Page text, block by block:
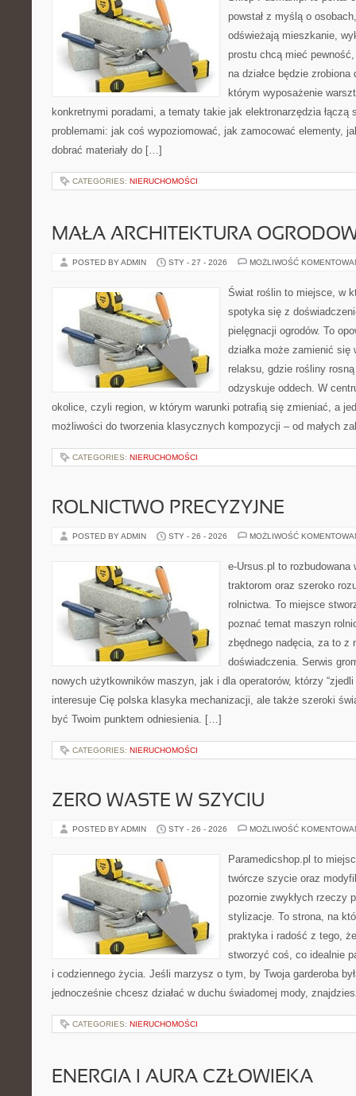
powstał z myślą o
odświeżają mieszkanie,
prostu chcą mieć
na działce będzie zrobiona
którym wyposażenie
konkretnymi poradami, a tematy takie jak elektronarzędzia łączą
problemami: jak coś wypoziomować, jak zamocować elementy,
dobrać materiały do […]
CATEGORIES: NIERUCHOMOŚCI
MAŁA ARCHITEKTURA
POSTED BY ADMIN STY - 27 - 2026 MOŻLIWOŚĆ
Świat roślin to miejsce, w
spotyka się z
pielęgnacji ogrodów. To
działka może zamienić się
relaksu, gdzie rośliny
odzyskuje oddech. W
okolice, czyli region, w którym warunki potrafią się zmieniać, a
możliwości do tworzenia klasycznych kompozycji – od małych
CATEGORIES: NIERUCHOMOŚCI
ROLNICTWO PRECYZYJNE
POSTED BY ADMIN STY - 26 - 2026 MOŻLIWOŚĆ
e-Ursus.pl to rozbudowana
traktorom oraz szeroko
rolnictwa. To miejsce
poznać temat maszyn
zbędnego nadęcia, za to z
doświadczenia. Serwis
nowych użytkowników maszyn, jak i dla operatorów, którzy
interesuje Cię polska klasyka mechanizacji, ale także szeroki
być Twoim punktem odniesienia. […]
CATEGORIES: NIERUCHOMOŚCI
ZERO WASTE W SZYCIU
POSTED BY ADMIN STY - 26 - 2026 MOŻLIWOŚĆ
Paramedicshop.pl to
twórcze szycie oraz
pozornie zwykłych rzeczy
stylizacje. To strona, na
praktyka i radość z tego,
stworzyć coś, co idealnie
i codziennego życia. Jeśli marzysz o tym, by Twoja garderoba
jednocześnie chcesz działać w duchu świadomej mody,
CATEGORIES: NIERUCHOMOŚCI
ENERGIA I AURA CZŁOWIEKA